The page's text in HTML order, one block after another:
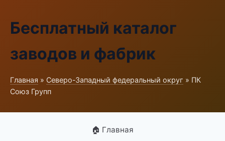
Бесплатный каталог
заводов и фабрик
Главная » Северо-Западный федеральный округ » ПК
Союз Групп
🏠 Главная